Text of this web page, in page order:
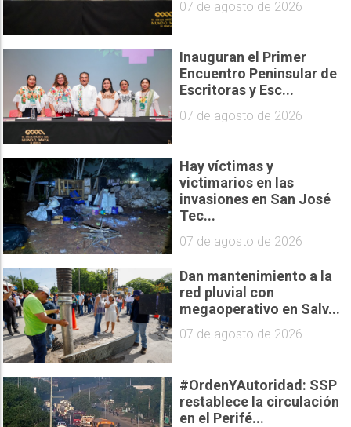
07 de agosto de 2026
Inauguran el Primer
Encuentro Peninsular de
Escritoras y Esc...
07 de agosto de 2026
Hay víctimas y
victimarios en las
invasiones en San José
Tec...
07 de agosto de 2026
Dan mantenimiento a la
red pluvial con
megaoperativo en Salv...
07 de agosto de 2026
#OrdenYAutoridad: SSP
restablece la circulación
en el Perifé...